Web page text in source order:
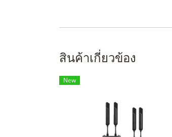
สินค้าเกี่ยวข้อง
New